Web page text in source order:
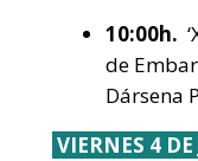
10:00h.
de
Dársena
VIERNES 4